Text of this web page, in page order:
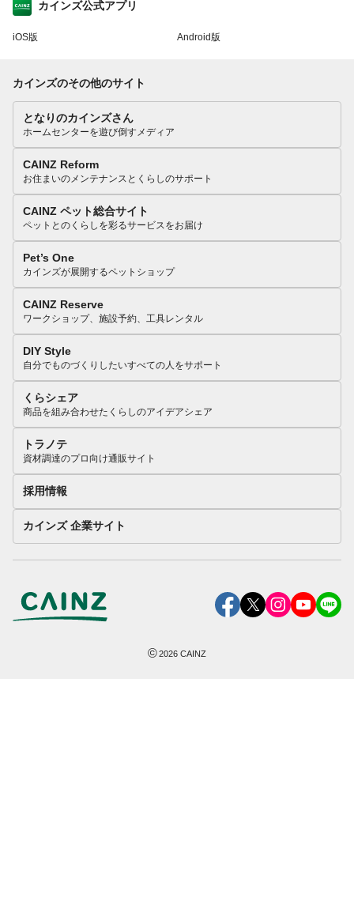
カインズ公式アプリ
iOS版 Android版
カインズのその他のサイト
となりのカインズさん
ホームセンターを遊び倒すメディア
CAINZ Reform
お住まいのメンテナンスとくらしのサポート
CAINZ ペット総合サイト
ペットとのくらしを彩るサービスをお届け
Pet’s One
カインズが展開するペットショップ
CAINZ Reserve
ワークショップ、施設予約、工具レンタル
DIY Style
自分でものづくりしたいすべての人をサポート
くらシェア
商品を組み合わせたくらしのアイデアシェア
トラノテ
資材調達のプロ向け通販サイト
採用情報
カインズ 企業サイト
©2026 CAINZ